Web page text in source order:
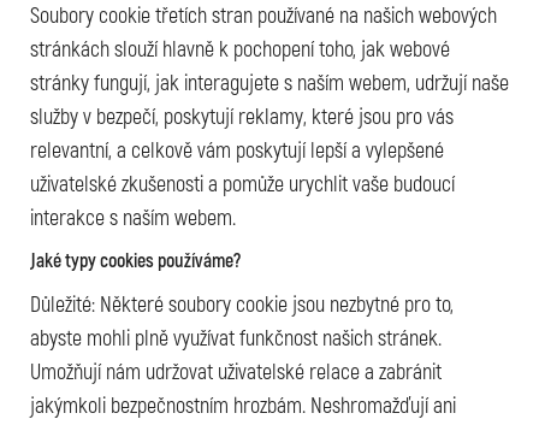
Soubory cookie třetích stran používané na našich webových
stránkách slouží hlavně k pochopení toho, jak webové
stránky fungují, jak interagujete s naším webem, udržují naše
služby v bezpečí, poskytují reklamy, které jsou pro vás
relevantní, a celkově vám poskytují lepší a vylepšené
uživatelské zkušenosti a pomůže urychlit vaše budoucí
interakce s naším webem.
Jaké typy cookies používáme?
Důležité: Některé soubory cookie jsou nezbytné pro to,
abyste mohli plně využívat funkčnost našich stránek.
Umožňují nám udržovat uživatelské relace a zabránit
jakýmkoli bezpečnostním hrozbám. Neshromažďují ani